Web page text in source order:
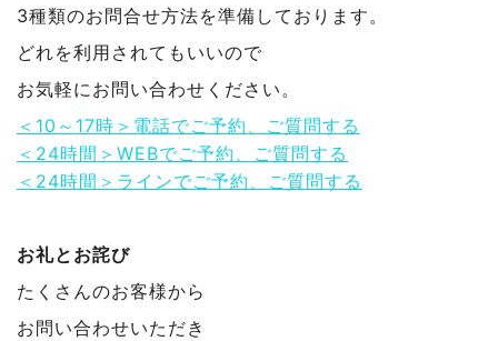
3種類のお問合せ方法を準備しております。
どれを利用されてもいいので
お気軽にお問い合わせください。
＜10～17時＞電話でご予約、ご質問する
＜24時間＞WEBでご予約、ご質問する
＜24時間＞ラインでご予約、ご質問する
お礼とお詫び
たくさんのお客様から
お問い合わせいただき